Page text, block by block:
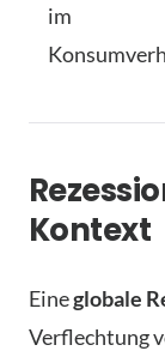
im
Kontext
Eineglobale
Verflechtung